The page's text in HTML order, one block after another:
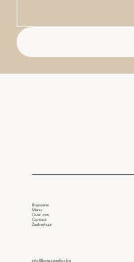
info@brasserieflor.be
Brasserie
Menu
Over ons
Contact
Zaalverhuur